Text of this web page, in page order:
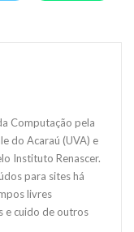
Computação pela
do Acaraú (UVA) e
Instituto Renascer.
para sites há
livres
e cuido de outros